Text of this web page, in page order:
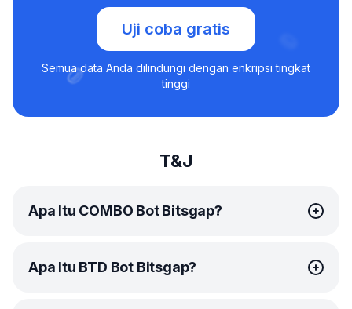
Uji coba gratis
Semua data Anda dilindungi dengan enkripsi tingkat
tinggi
T&J
Apa Itu COMBO Bot Bitsgap?
COMBO botBitsgap adalah solusi trading otomatis
cerdas yang dirancang khusus trading futures. Bot
Apa Itu BTD Bot Bitsgap?